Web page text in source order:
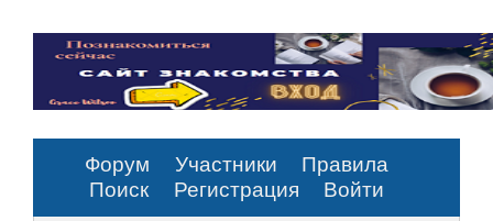
Форум Участники
Правила
Поиск
Регистрация Войти